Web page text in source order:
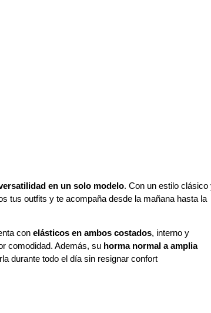
en un solo modelo. Con un estilo clásico
tus outfits y te acompaña desde la mañana hasta la
con elásticos en ambos costados, interno y
comodidad. Además, su horma normal a amplia
durante todo el día sin resignar confort